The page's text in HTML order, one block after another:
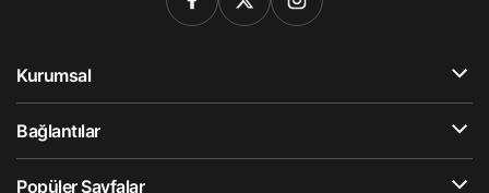
Kurumsal
Bağlantılar
Popüler Sayfalar